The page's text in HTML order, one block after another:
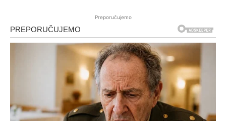
Preporučujemo